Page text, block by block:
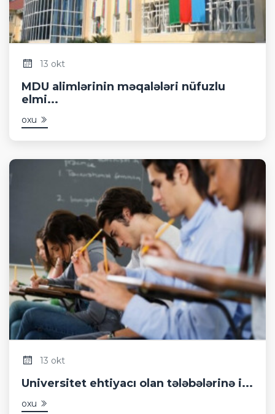
13 okt
MDU alimlərinin məqalələri nüfuzlu
elmi...
oxu
13 okt
Universitet ehtiyacı olan tələbələrinə i...
oxu